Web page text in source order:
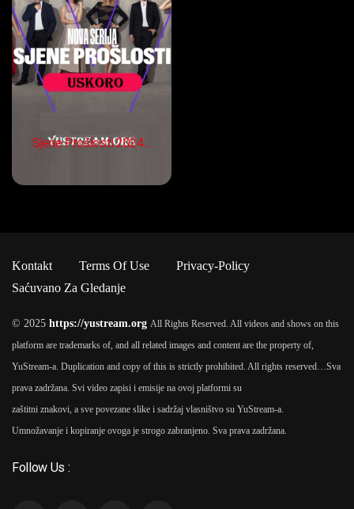
Sjene Prošlosti 2024
Kontakt Terms Of Use
Privacy-Policy
Saćuvano Za Gledanje
© 2025 https://yustream.org All Rights Reserved. All videos and shows on this
platform are trademarks of, and all related images and content are the property of,
YuStream-a. Duplication and copy of this is strictly prohibited. All rights reserved… Sva
prava zadržana. Svi video zapisi i emisije na ovoj platformi su
zaštitni znakovi, a sve povezane slike i sadržaj vlasništvo su YuStream-a.
Umnožavanje i kopiranje ovoga je strogo zabranjeno. Sva prava zadržana.
Follow Us :